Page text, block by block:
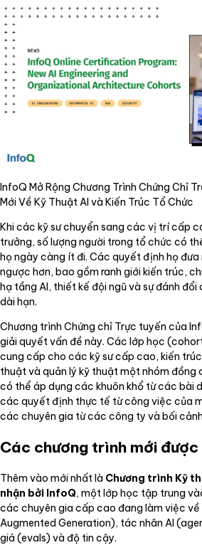
InfoQ Mở Rộng Chương Trình Chứng Chỉ
Mới Về Kỹ Thuật AI và Kiến Trúc Tổ Chức
Khi các kỹ sư chuyển sang các vị trí cấp
trưởng, số lượng người trong tổ chức có
họ ngày càng ít đi. Các quyết định họ đưa
ngược hơn, bao gồm ranh giới kiến trúc,
hạ tầng AI, thiết kế đội ngũ và sự đánh
dài hạn.
Chương trình Chứng chỉ Trực tuyến của
giải quyết vấn đề này. Các lớp học
cung cấp cho các kỹ sư cấp cao, kiến
thuật và quản lý kỹ thuật một nhóm đồng
có thể áp dụng các khuôn khổ từ các bài
các quyết định thực tế từ công việc của
các chuyên gia từ các công ty và bối
Các chương trình mới được
Thêm vào mới nhất là Chương trình Kỹ
nhận bởi InfoQ, một lớp học tập trung
các chuyên gia cấp cao đang làm việc về
Augmented Generation), tác nhân AI
giá (evals) và độ tin cậy.